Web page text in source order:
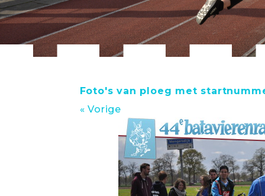
Foto's van ploeg met
« Vorige